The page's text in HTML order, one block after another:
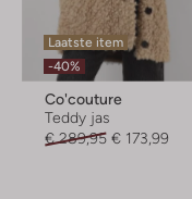
Laatste item
-40%
Co'couture
Teddy jas
€ 289,95 € 173,99